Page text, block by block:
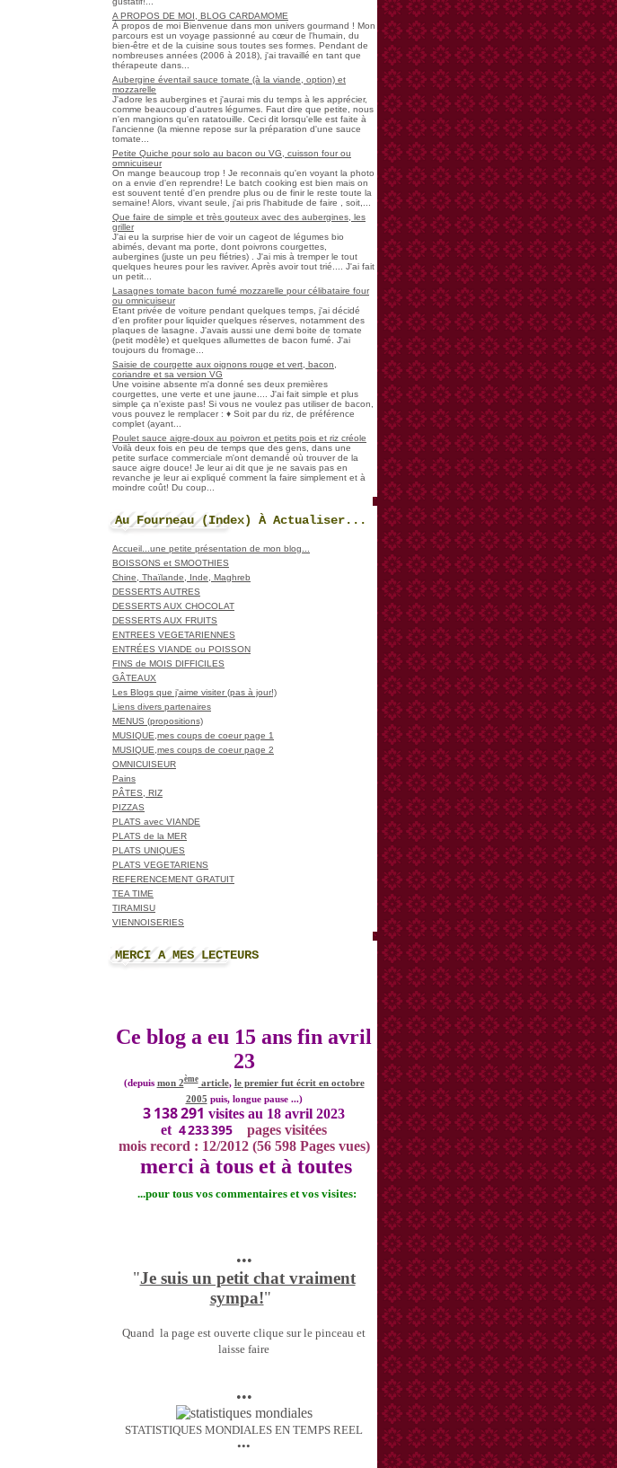
A PROPOS DE MOI, BLOG CARDAMOME
À propos de moi Bienvenue dans mon univers gourmand ! Mon
parcours est un voyage passionné au cœur de l'humain, du
bien-être et de la cuisine sous toutes ses formes. Pendant de
nombreuses années (2006 à 2018), j'ai travaillé en tant que
thérapeute dans...
Aubergine éventail sauce tomate (à la viande, option) et
mozzarelle
J'adore les aubergines et j'aurai mis du temps à les apprécier,
comme beaucoup d'autres légumes. Faut dire que petite, nous
n'en mangions qu'en ratatouille. Ceci dit lorsqu'elle est faite à
l'ancienne (la mienne repose sur la préparation d'une sauce
tomate...
Petite Quiche pour solo au bacon ou VG, cuisson four ou
omnicuiseur
On mange beaucoup trop ! Je reconnais qu'en voyant la photo
on a envie d'en reprendre! Le batch cooking est bien mais on
est souvent tenté d'en prendre plus ou de finir le reste toute la
semaine! Alors, vivant seule, j'ai pris l'habitude de faire , soit,...
Que faire de simple et très gouteux avec des aubergines, les
griller
J'ai eu la surprise hier de voir un cageot de légumes bio
abimés, devant ma porte, dont poivrons courgettes,
aubergines (juste un peu flétries) . J'ai mis à tremper le tout
quelques heures pour les raviver. Après avoir tout trié.... J'ai fait
un petit...
Lasagnes tomate bacon fumé mozzarelle pour célibataire four
ou omnicuiseur
Etant privée de voiture pendant quelques temps, j'ai décidé
d'en profiter pour liquider quelques réserves, notamment des
plaques de lasagne. J'avais aussi une demi boite de tomate
(petit modèle) et quelques allumettes de bacon fumé. J'ai
toujours du fromage...
Saisie de courgette aux oignons rouge et vert, bacon,
coriandre et sa version VG
Une voisine absente m'a donné ses deux premières
courgettes, une verte et une jaune.... J'ai fait simple et plus
simple ça n'existe pas! Si vous ne voulez pas utiliser de bacon,
vous pouvez le remplacer : ♦ Soit par du riz, de préférence
complet (ayant...
Poulet sauce aigre-doux au poivron et petits pois et riz créole
Voilà deux fois en peu de temps que des gens, dans une
petite surface commerciale m'ont demandé où trouver de la
sauce aigre douce! Je leur ai dit que je ne savais pas en
revanche je leur ai expliqué comment la faire simplement et à
moindre coût! Du coup...
Au Fourneau (Index) À Actualiser...
Accueil...une petite présentation de mon blog...
BOISSONS et SMOOTHIES
Chine, Thaïlande, Inde, Maghreb
DESSERTS AUTRES
DESSERTS AUX CHOCOLAT
DESSERTS AUX FRUITS
ENTREES VEGETARIENNES
ENTRÉES VIANDE ou POISSON
FINS de MOIS DIFFICILES
GÂTEAUX
Les Blogs que j'aime visiter (pas à jour!)
Liens divers partenaires
MENUS (propositions)
MUSIQUE,mes coups de coeur page 1
MUSIQUE,mes coups de coeur page 2
OMNICUISEUR
Pains
PÂTES, RIZ
PIZZAS
PLATS avec VIANDE
PLATS de la MER
PLATS UNIQUES
PLATS VEGETARIENS
REFERENCEMENT GRATUIT
TEA TIME
TIRAMISU
VIENNOISERIES
MERCI A MES LECTEURS
Ce blog a eu 15 ans fin avril
23
(depuis mon 2èmearticle, le premier fut écrit en octobre
2005 puis, longue pause ...)
3 138 291 visites au 18 avril 2023
et 4 233 395
pages visitées
mois record : 12/2012 (56 598 Pages vues)
merci à tous et à toutes
...pour tous vos commentaires et vos visites:
•••
"Je suis un petit chat vraiment
sympa!"
Quand la page est ouverte clique sur le pinceau et
laisse faire
•••
STATISTIQUES MONDIALES EN TEMPS REEL
•••